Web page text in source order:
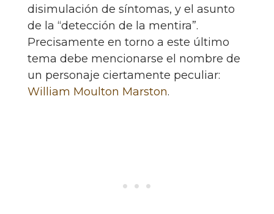
disimulación de síntomas, y el asunto
de la “detección de la mentira”.
Precisamente en torno a este último
tema debe mencionarse el nombre de
un personaje ciertamente peculiar:
William Moulton Marston.